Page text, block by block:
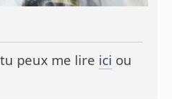
tu peux me lire ici ou